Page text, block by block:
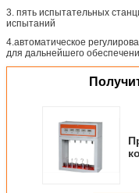
3. пять испытательных
испытаний
4.автоматическое
для дальнейшего